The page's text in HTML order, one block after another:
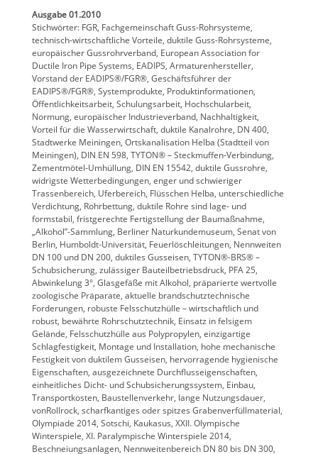
Ausgabe 01.2010
Stichwörter: FGR, Fachgemeinschaft Guss-Rohrsysteme,
technisch-wirtschaftliche Vorteile, duktile Guss-Rohrsysteme,
europäischer Gussrohrverband, European Association for
Ductile Iron Pipe Systems, EADIPS, Armaturenhersteller,
Vorstand der EADIPS®/FGR®, Geschäftsführer der
EADIPS®/FGR®, Systemprodukte, Produktinformationen,
Öffentlichkeitsarbeit, Schulungsarbeit, Hochschularbeit,
Normung, europäischer Industrieverband, Nachhaltigkeit,
Vorteil für die Wasserwirtschaft, duktile Kanalrohre, DN 400,
Stadtwerke Meiningen, Ortskanalisation Helba (Stadtteil von
Meiningen), DIN EN 598, TYTON® – Steckmuffen-Verbindung,
Zementmötel-Umhüllung, DIN EN 15542, duktile Gussrohre,
widrigste Wetterbedingungen, enger und schwieriger
Trassenbereich, Uferbereich, Flüsschen Helba, unterschiedliche
Verdichtung, Rohrbettung, duktile Rohre sind lage- und
formstabil, fristgerechte Fertigstellung der Baumaßnahme,
„Alkohol”-Sammlung, Berliner Naturkundemuseum, Senat von
Berlin, Humboldt-Universität, Feuerlöschleitungen, Nennweiten
DN 100 und DN 200, duktiles Gusseisen, TYTON®-BRS® –
Schubsicherung, zulässiger Bauteilbetriebsdruck, PFA 25,
Abwinkelung 3°, Glasgefäße mit Alkohol, präparierte wertvolle
zoologische Präparate, aktuelle brandschutztechnische
Forderungen, robuste Felsschutzhülle – wirtschaftlich und
robust, bewährte Rohrschutztechnik, Einsatz in felsigem
Gelände, Felsschutzhülle aus Polypropylen, einzigartige
Schlagfestigkeit, Montage und Installation, hohe mechanische
Festigkeit von duktilem Gusseisen, hervorragende hygienische
Eigenschaften, ausgezeichnete Durchflusseigenschaften,
einheitliches Dicht- und Schubsicherungssystem, Einbau,
Transportkosten, Baustellenverkehr, lange Nutzungsdauer,
vonRollrock, scharfkantiges oder spitzes Grabenverfüllmaterial,
Olympiade 2014, Sotschi, Kaukasus, XXII. Olympische
Winterspiele, XI. Paralympische Winterspiele 2014,
Beschneiungsanlagen, Nennweitenbereich DN 80 bis DN 300,